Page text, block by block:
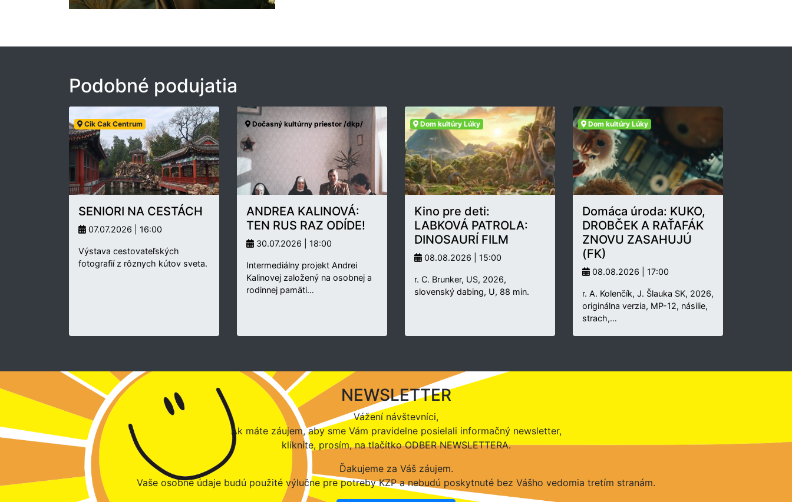
Podobné podujatia
Cik Cak Centrum
SENIORI NA CESTÁCH
07.07.2026 | 16:00
Výstava cestovateľských
fotografií z rôznych kútov sveta.
Dočasný kultúrny priestor /dkp/
ANDREA KALINOVÁ:
TEN RUS RAZ ODÍDE!
30.07.2026 | 18:00
Intermediálny projekt Andrei
Kalinovej založený na osobnej a
rodinnej pamäti…
Dom kultúry Lúky
Kino pre deti:
LABKOVÁ PATROLA:
DINOSAURÍ FILM
08.08.2026 | 15:00
r. C. Brunker, US, 2026,
slovenský dabing, U, 88 min.
Dom kultúry Lúky
Domáca úroda: KUKO,
DROBČEK A RAŤAFÁK
ZNOVU ZASAHUJÚ
(FK)
08.08.2026 | 17:00
r. A. Kolenčík, J. Šlauka SK, 2026,
originálna verzia, MP-12, násilie,
strach,…
NEWSLETTER
Vážení návštevníci,
Ak máte záujem, aby sme Vám pravidelne posielali informačný newsletter,
kliknite, prosím, na tlačítko ODBER NEWSLETTERA.
Ďakujeme za Váš záujem.
Vaše osobné údaje budú použité výlučne pre potreby KZP a nebudú poskytnuté bez Vášho vedomia tretím stranám.